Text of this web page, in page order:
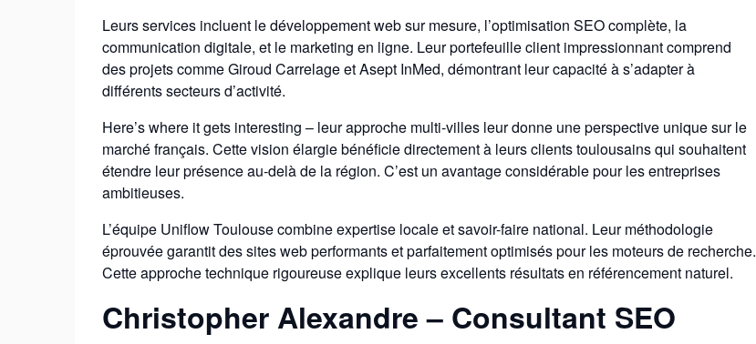
Leurs services incluent le développement web sur mesure, l’optimisation SEO complète, la
communication digitale, et le marketing en ligne. Leur portefeuille client impressionnant comprend
des projets comme Giroud Carrelage et Asept InMed, démontrant leur capacité à s’adapter à
différents secteurs d’activité.
Here’s where it gets interesting – leur approche multi-villes leur donne une perspective unique sur le
marché français. Cette vision élargie bénéficie directement à leurs clients toulousains qui souhaitent
étendre leur présence au-delà de la région. C’est un avantage considérable pour les entreprises
ambitieuses.
L’équipe Uniflow Toulouse combine expertise locale et savoir-faire national. Leur méthodologie
éprouvée garantit des sites web performants et parfaitement optimisés pour les moteurs de recherche.
Cette approche technique rigoureuse explique leurs excellents résultats en référencement naturel.
Christopher Alexandre – Consultant SEO